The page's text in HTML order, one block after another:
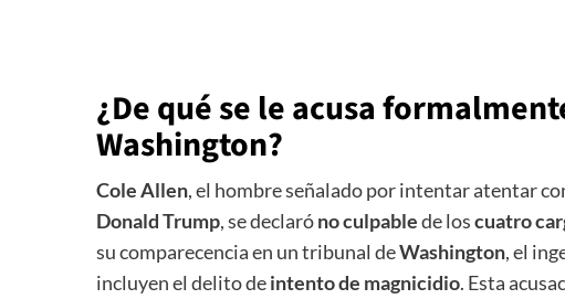
¿De qué se le acusa
Washington?
Cole Allen, el hombre señalado por intentar atentar
Donald Trump, se declaróno culpablede loscuatro
su comparecencia en un tribunal deWashington, el
incluyen el delito deintento de magnicidio. Esta